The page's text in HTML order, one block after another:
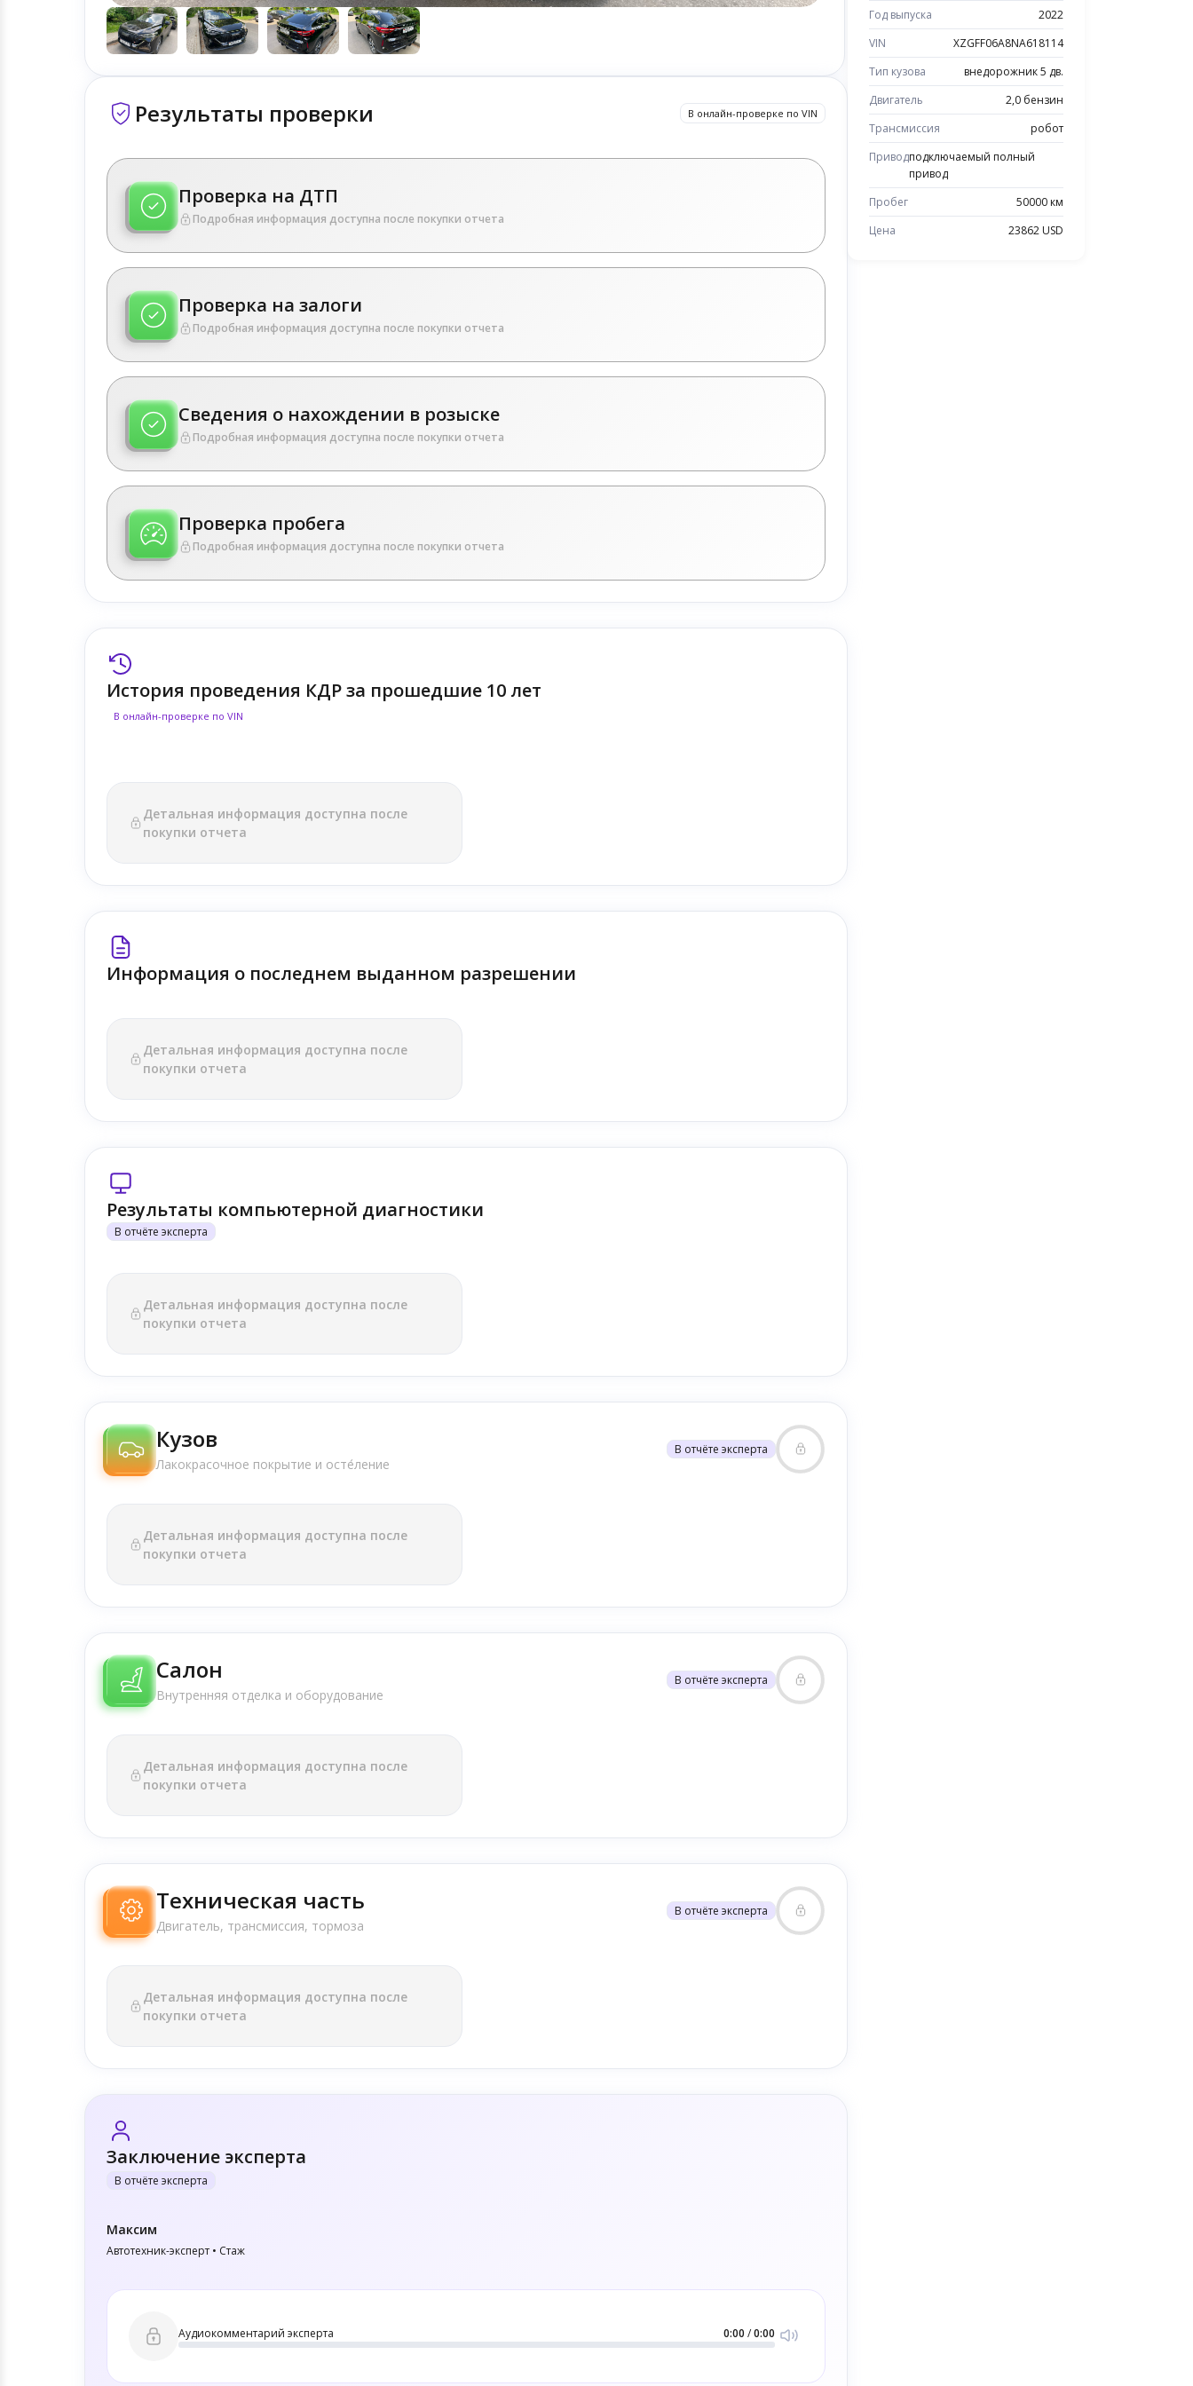
Результаты проверки В онлайн-проверке по VIN
Проверка на ДТП
Подробная информация доступна после покупки отчета
Проверка на залоги
Подробная информация доступна после покупки отчета
Сведения о нахождении в розыске
Подробная информация доступна после покупки отчета
Проверка пробега
Подробная информация доступна после покупки отчета
История проведения КДР за прошедшие 10 лет
В онлайн-проверке по VIN
Детальная информация доступна после
покупки отчета
Информация о последнем выданном разрешении
Детальная информация доступна после
покупки отчета
Результаты компьютерной диагностики
В отчёте эксперта
Детальная информация доступна после
покупки отчета
Кузов
Лакокрасочное покрытие и осте́ление
В отчёте эксперта
Детальная информация доступна после
покупки отчета
Салон
Внутренняя отделка и оборудование
В отчёте эксперта
Детальная информация доступна после
покупки отчета
Техническая часть
Двигатель, трансмиссия, тормоза
В отчёте эксперта
Детальная информация доступна после
покупки отчета
Заключение эксперта
В отчёте эксперта
Максим
Автотехник-эксперт • Стаж
Аудиокомментарий эксперта 0:00 /0:00
Год выпуска
2022
VIN
XZGFF06A8NA618114
Тип кузова
внедорожник 5 дв.
Двигатель
2,0 бензин
Трансмиссия
робот
Приводподключаемый полный
привод
Пробег
50000 км
Цена
23862 USD